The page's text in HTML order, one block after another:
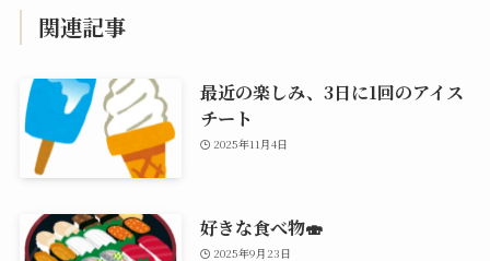
関連記事
最近の楽しみ、3日に1回のアイス
チート
2025年11月4日
好きな食べ物🍣
2025年9月23日